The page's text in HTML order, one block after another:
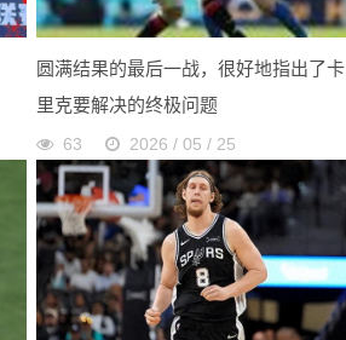
圆满结果的最后一战，很好地指出了卡
里克要解决的终极问题
63 2026 / 05 / 25